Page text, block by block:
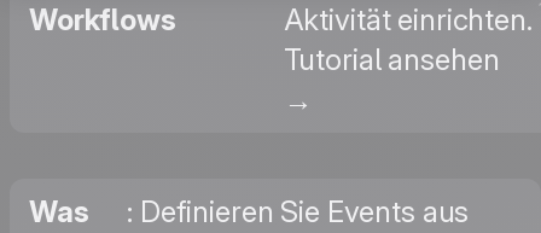
Workflows
Aktivität einrichten.
Tutorial ansehen
→
Was
: Definieren Sie Events aus